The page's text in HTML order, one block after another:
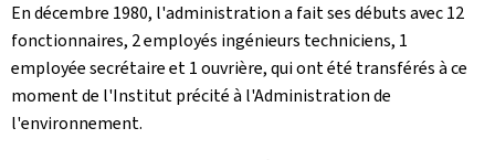
En décembre 1980, l'administration a fait ses débuts avec 12
fonctionnaires, 2 employés ingénieurs techniciens, 1
employée secrétaire et 1 ouvrière, qui ont été transférés à ce
moment de l'Institut précité à l'Administration de
l'environnement.